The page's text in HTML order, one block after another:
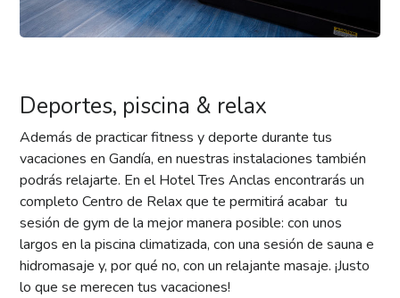
Deportes, piscina & relax
Además de practicar fitness y deporte durante tus
vacaciones en Gandía, en nuestras instalaciones también
podrás relajarte. En el Hotel Tres Anclas encontrarás un
completo Centro de Relax que te permitirá acabar tu
sesión de gym de la mejor manera posible: con unos
largos en la piscina climatizada, con una sesión de sauna e
hidromasaje y, por qué no, con un relajante masaje. ¡Justo
lo que se merecen tus vacaciones!